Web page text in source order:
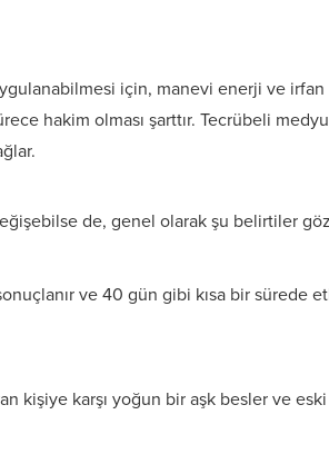
için, manevi enerji ve irfan
hakim olması şarttır. Tecrübeli
de, genel olarak şu belirtiler
ve 40 gün gibi kısa bir sürede
kişiye karşı yoğun bir aşk besler ve